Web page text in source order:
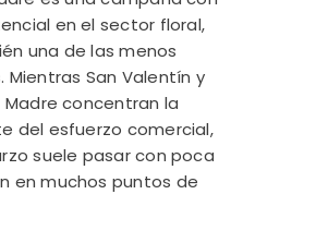
en el sector floral,
una de las menos
Mientras San Valentín y
Madre concentran la
del esfuerzo comercial,
suele pasar con poca
en muchos puntos de